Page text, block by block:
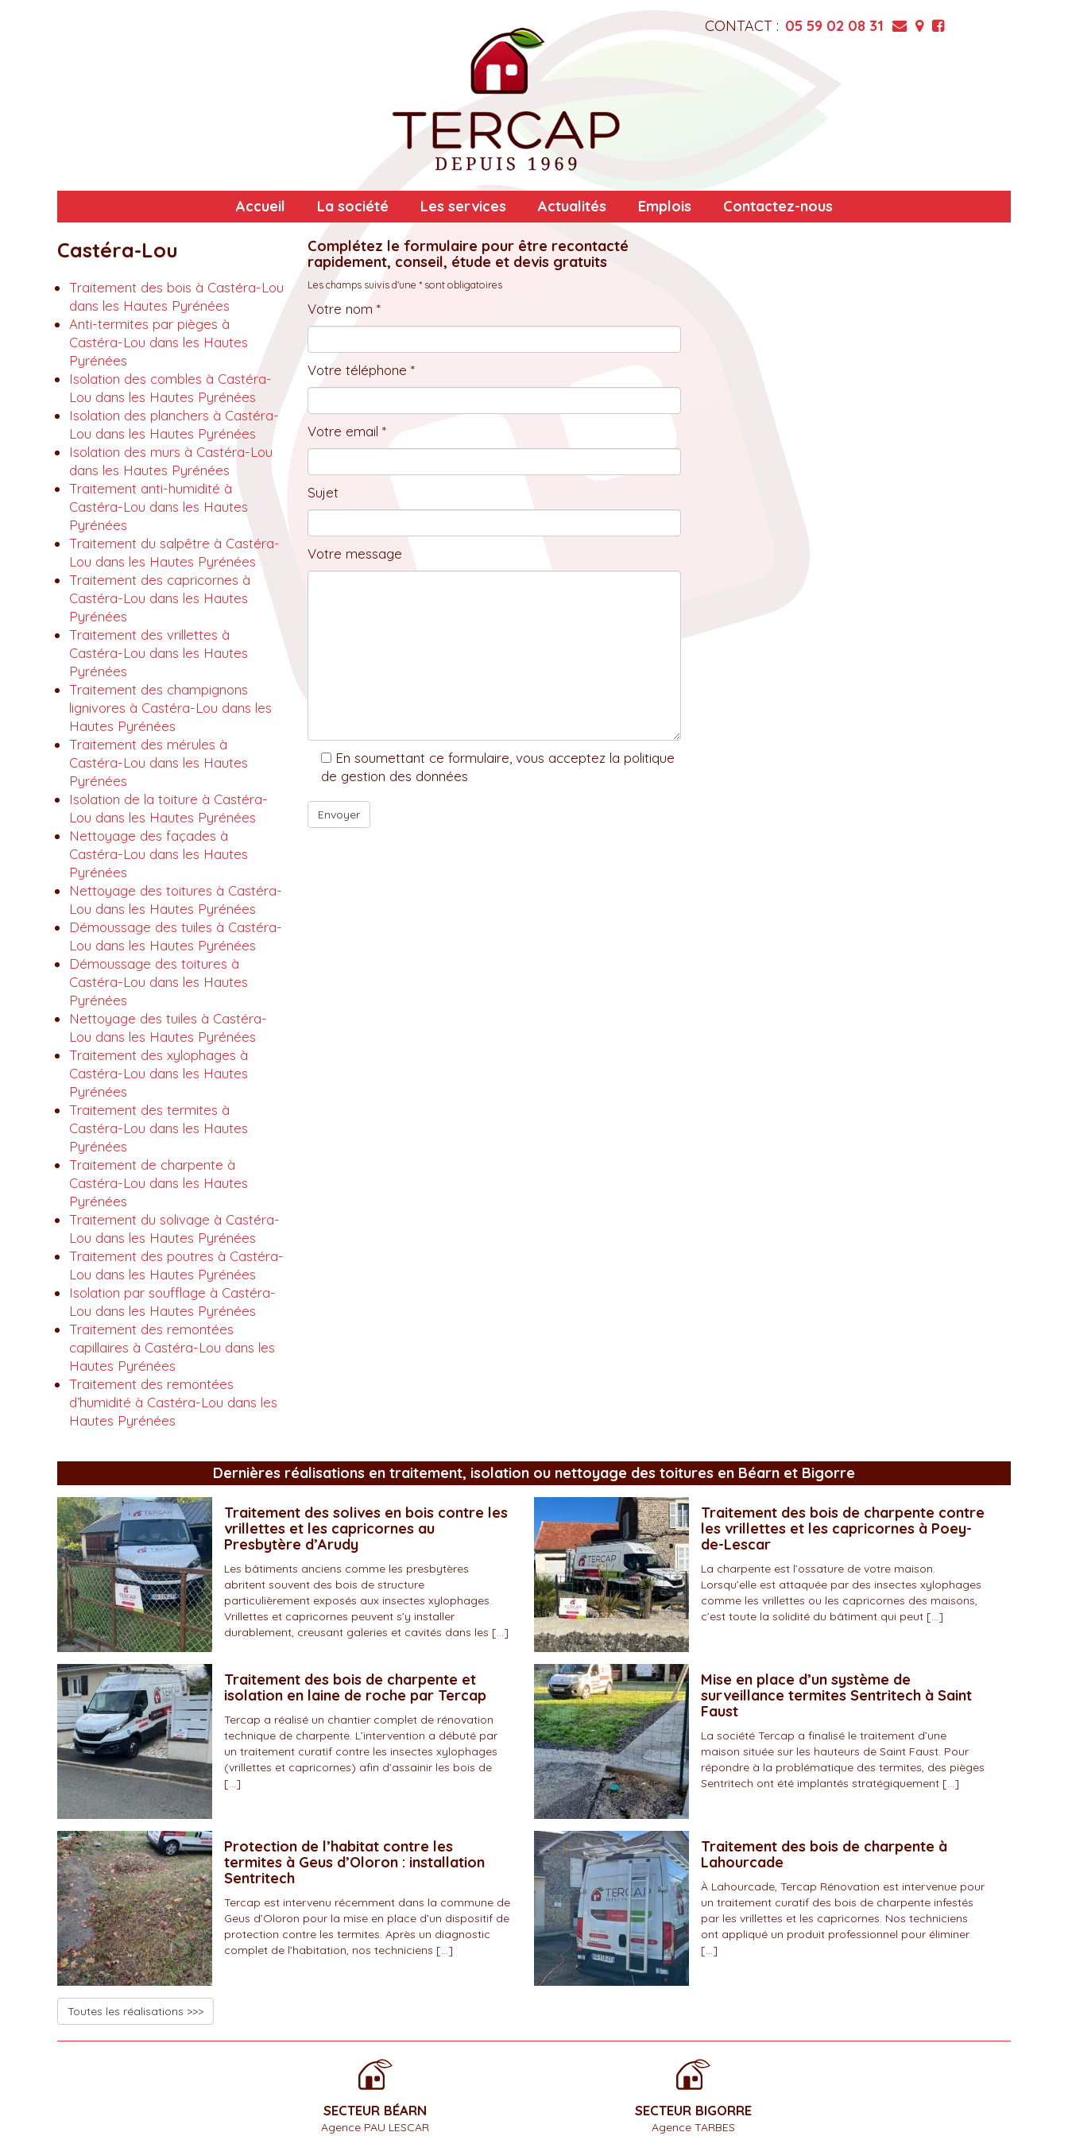
CONTACT : 05 59 02 08 31
Accueil La société Les services Actualités Emplois Contactez-nous
Castéra-Lou
Traitement des bois à Castéra-Lou
dans les Hautes Pyrénées
Anti-termites par pièges à
Castéra-Lou dans les Hautes
Pyrénées
Isolation des combles à Castéra-
Lou dans les Hautes Pyrénées
Isolation des planchers à Castéra-
Lou dans les Hautes Pyrénées
Isolation des murs à Castéra-Lou
dans les Hautes Pyrénées
Traitement anti-humidité à
Castéra-Lou dans les Hautes
Pyrénées
Traitement du salpêtre à Castéra-
Lou dans les Hautes Pyrénées
Traitement des capricornes à
Castéra-Lou dans les Hautes
Pyrénées
Traitement des vrillettes à
Castéra-Lou dans les Hautes
Pyrénées
Traitement des champignons
lignivores à Castéra-Lou dans les
Hautes Pyrénées
Traitement des mérules à
Castéra-Lou dans les Hautes
Pyrénées
Isolation de la toiture à Castéra-
Lou dans les Hautes Pyrénées
Nettoyage des façades à
Castéra-Lou dans les Hautes
Pyrénées
Nettoyage des toitures à Castéra-
Lou dans les Hautes Pyrénées
Démoussage des tuiles à Castéra-
Lou dans les Hautes Pyrénées
Démoussage des toitures à
Castéra-Lou dans les Hautes
Pyrénées
Nettoyage des tuiles à Castéra-
Lou dans les Hautes Pyrénées
Traitement des xylophages à
Castéra-Lou dans les Hautes
Pyrénées
Traitement des termites à
Castéra-Lou dans les Hautes
Pyrénées
Traitement de charpente à
Castéra-Lou dans les Hautes
Pyrénées
Traitement du solivage à Castéra-
Lou dans les Hautes Pyrénées
Traitement des poutres à Castéra-
Lou dans les Hautes Pyrénées
Isolation par soufflage à Castéra-
Lou dans les Hautes Pyrénées
Traitement des remontées
capillaires à Castéra-Lou dans les
Hautes Pyrénées
Traitement des remontées
d’humidité à Castéra-Lou dans les
Hautes Pyrénées
Complétez le formulaire pour être recontacté
rapidement, conseil, étude et devis gratuits
Les champs suivis d'une * sont obligatoires
Votre nom *
Votre téléphone *
Votre email *
Sujet
Votre message
En soumettant ce formulaire, vous acceptez la politique
de gestion des données
Dernières réalisations en traitement, isolation ou nettoyage des toitures en Béarn et Bigorre
Traitement des solives en bois contre les
vrillettes et les capricornes au
Presbytère d’Arudy
Les bâtiments anciens comme les presbytères
abritent souvent des bois de structure
particulièrement exposés aux insectes xylophages.
Vrillettes et capricornes peuvent s’y installer
durablement, creusant galeries et cavités dans les […]
Traitement des bois de charpente contre
les vrillettes et les capricornes à Poey-
de-Lescar
La charpente est l’ossature de votre maison.
Lorsqu’elle est attaquée par des insectes xylophages
comme les vrillettes ou les capricornes des maisons,
c’est toute la solidité du bâtiment qui peut […]
Traitement des bois de charpente et
isolation en laine de roche par Tercap
Tercap a réalisé un chantier complet de rénovation
technique de charpente. L’intervention a débuté par
un traitement curatif contre les insectes xylophages
(vrillettes et capricornes) afin d’assainir les bois de
[…]
Mise en place d’un système de
surveillance termites Sentritech à Saint
Faust
La société Tercap a finalisé le traitement d’une
maison située sur les hauteurs de Saint Faust. Pour
répondre à la problématique des termites, des pièges
Sentritech ont été implantés stratégiquement […]
Protection de l’habitat contre les
termites à Geus d’Oloron : installation
Sentritech
Tercap est intervenu récemment dans la commune de
Geus d’Oloron pour la mise en place d’un dispositif de
protection contre les termites. Après un diagnostic
complet de l’habitation, nos techniciens […]
Traitement des bois de charpente à
Lahourcade
À Lahourcade, Tercap Rénovation est intervenue pour
un traitement curatif des bois de charpente infestés
par les vrillettes et les capricornes. Nos techniciens
ont appliqué un produit professionnel pour éliminer
[…]
Toutes les réalisations >>>
SECTEUR BÉARN
Agence PAU LESCAR
SECTEUR BIGORRE
Agence TARBES